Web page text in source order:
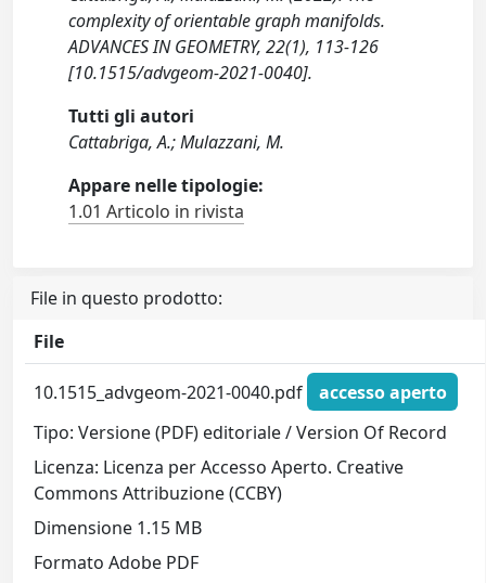
complexity of orientable graph manifolds.
ADVANCES IN GEOMETRY, 22(1), 113-126
[10.1515/advgeom-2021-0040].
Tutti gli autori
Cattabriga, A.; Mulazzani, M.
Appare nelle tipologie:
1.01 Articolo in rivista
File in questo prodotto:
File
10.1515_advgeom-2021-0040.pdf
accesso aperto
Tipo: Versione (PDF) editoriale / Version Of Record
Licenza: Licenza per Accesso Aperto. Creative
Commons Attribuzione (CCBY)
Dimensione 1.15 MB
Formato Adobe PDF